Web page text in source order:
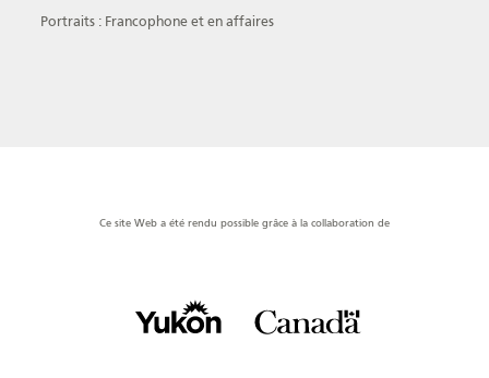
Portraits : Francophone et en affaires
Ce site Web a été rendu possible grâce à la collaboration de